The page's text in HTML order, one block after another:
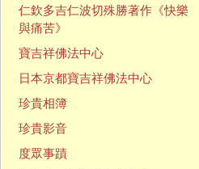
仁欽多吉仁波切殊勝著作《快樂
與痛苦》
寶吉祥佛法中心
日本京都寶吉祥佛法中心
珍貴相簿
珍貴影音
度眾事蹟